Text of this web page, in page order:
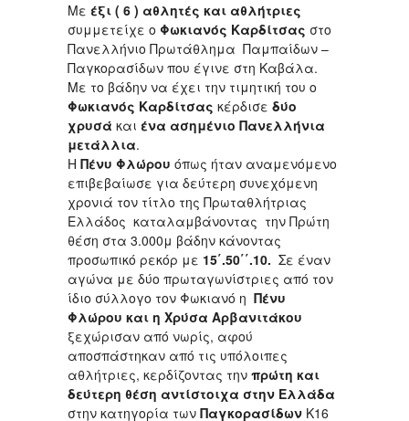
Με έξι ( 6 ) αθλητές και αθλήτριες
συμμετείχε ο Φωκιανός Καρδίτσας στο
Πανελλήνιο Πρωτάθλημα Παμπαίδων –
Παγκορασίδων που έγινε στη Καβάλα.
Με το βάδην να έχει την τιμητική του ο
Φωκιανός Καρδίτσας κέρδισε δύο
χρυσά και ένα ασημένιο Πανελλήνια
μετάλλια.
Η Πένυ Φλώρου όπως ήταν αναμενόμενο
επιβεβαίωσε για δεύτερη συνεχόμενη
χρονιά τον τίτλο της Πρωταθλήτριας
Ελλάδος καταλαμβάνοντας την Πρώτη
θέση στα 3.000μ βάδην κάνοντας
προσωπικό ρεκόρ με 15΄.50΄΄.10. Σε έναν
αγώνα με δύο πρωταγωνίστριες από τον
ίδιο σύλλογο τον Φωκιανό η Πένυ
Φλώρου και η Χρύσα Αρβανιτάκου
ξεχώρισαν από νωρίς, αφού
αποσπάστηκαν από τις υπόλοιπες
αθλήτριες, κερδίζοντας την πρώτη και
δεύτερη θέση αντίστοιχα στην Ελλάδα
στην κατηγορία των Παγκορασίδων Κ16